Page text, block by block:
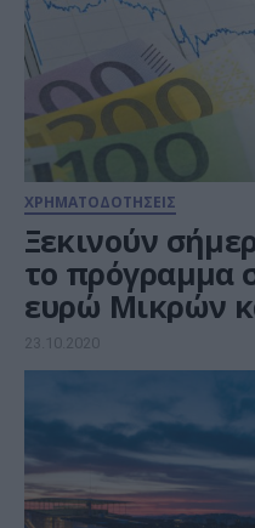
ΧΡΗΜΑΤΟΔΟΤΗΣΕΙΣ
Ξεκινούν
το πρόγραμμα
ευρώ Μικρών
Επιχειρήσεων
23.10.2020